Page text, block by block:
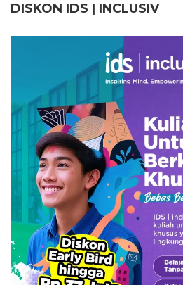
DISKON IDS | INCLUSIV